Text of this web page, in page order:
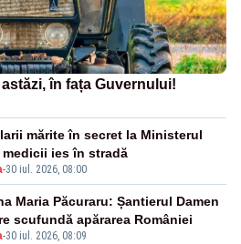
în fața Guvernului!
-30 iul. 2026, 08:00
mărite în secret la Ministerul
ies în stradă
-30 iul. 2026, 08:09
Maria Păcuraru: Șantierul Damen
scufundă apărarea României